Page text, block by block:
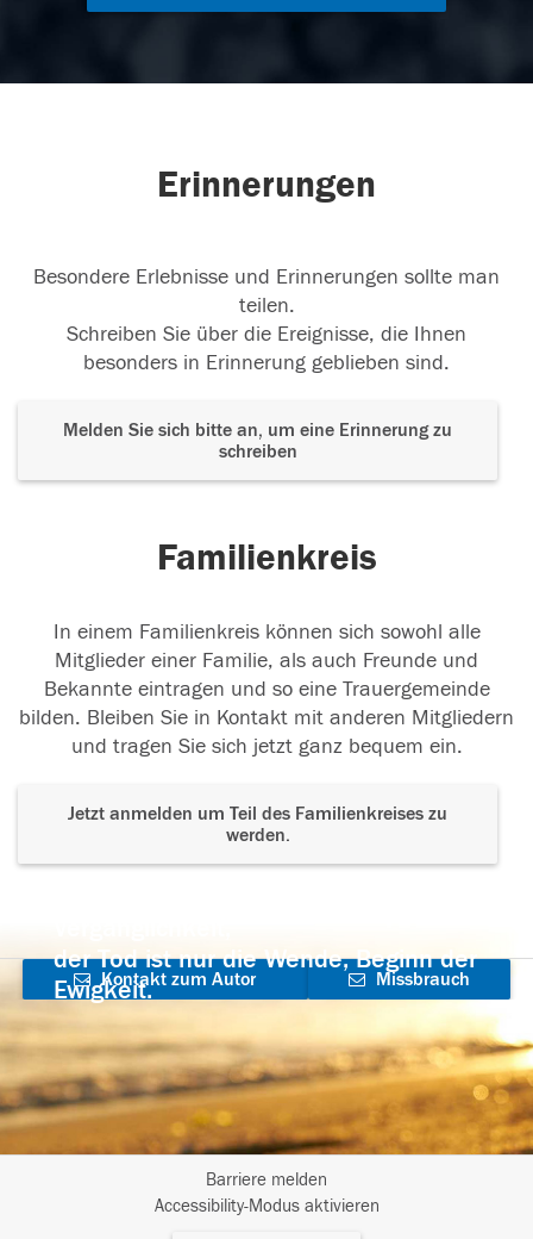
Erinnerungen
Besondere Erlebnisse und Erinnerungen sollte man
teilen.
Schreiben Sie über die Ereignisse, die Ihnen
besonders in Erinnerung geblieben sind.
Melden Sie sich bitte an, um eine Erinnerung zu
schreiben
Familienkreis
In einem Familienkreis können sich sowohl alle
Mitglieder einer Familie, als auch Freunde und
Bekannte eintragen und so eine Trauergemeinde
bilden. Bleiben Sie in Kontakt mit anderen Mitgliedern
und tragen Sie sich jetzt ganz bequem ein.
Jetzt anmelden um Teil des Familienkreises zu
werden.
der Tod ist nur die Wende, Beginn der
Ewigkeit.
Kontakt zum Autor
aufnehmen
Missbrauch
Barriere melden
Accessibility-Modus aktivieren